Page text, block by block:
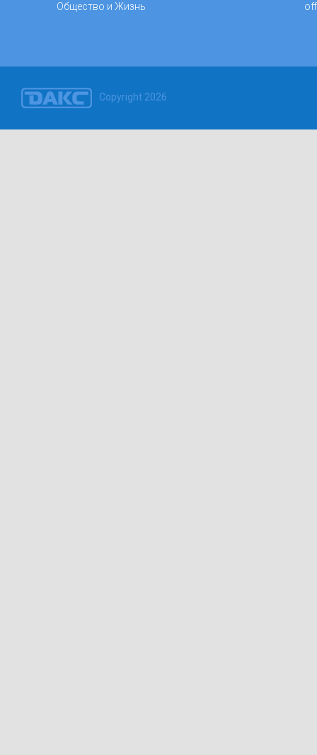
Общество и Жизнь
Copyright 2026